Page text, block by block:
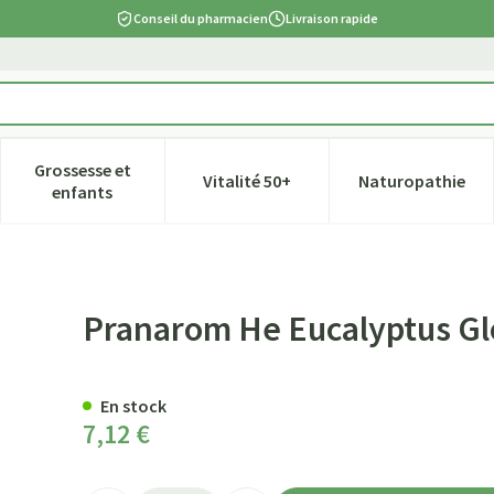
Conseil du pharmacien Livraison rapide
Beauté, soins et hygiène
menu pour la catégorie Régime, alimentation & vitamines
Grossesse et
enfantsAfficher le sous-menu pour la catégorie Grossesse et
Vitalité 50+Afficher le sous-menu pour la
Naturopathie
Afficher le
10ml
Pranarom He Eucalyptus
7,12 €
En stock